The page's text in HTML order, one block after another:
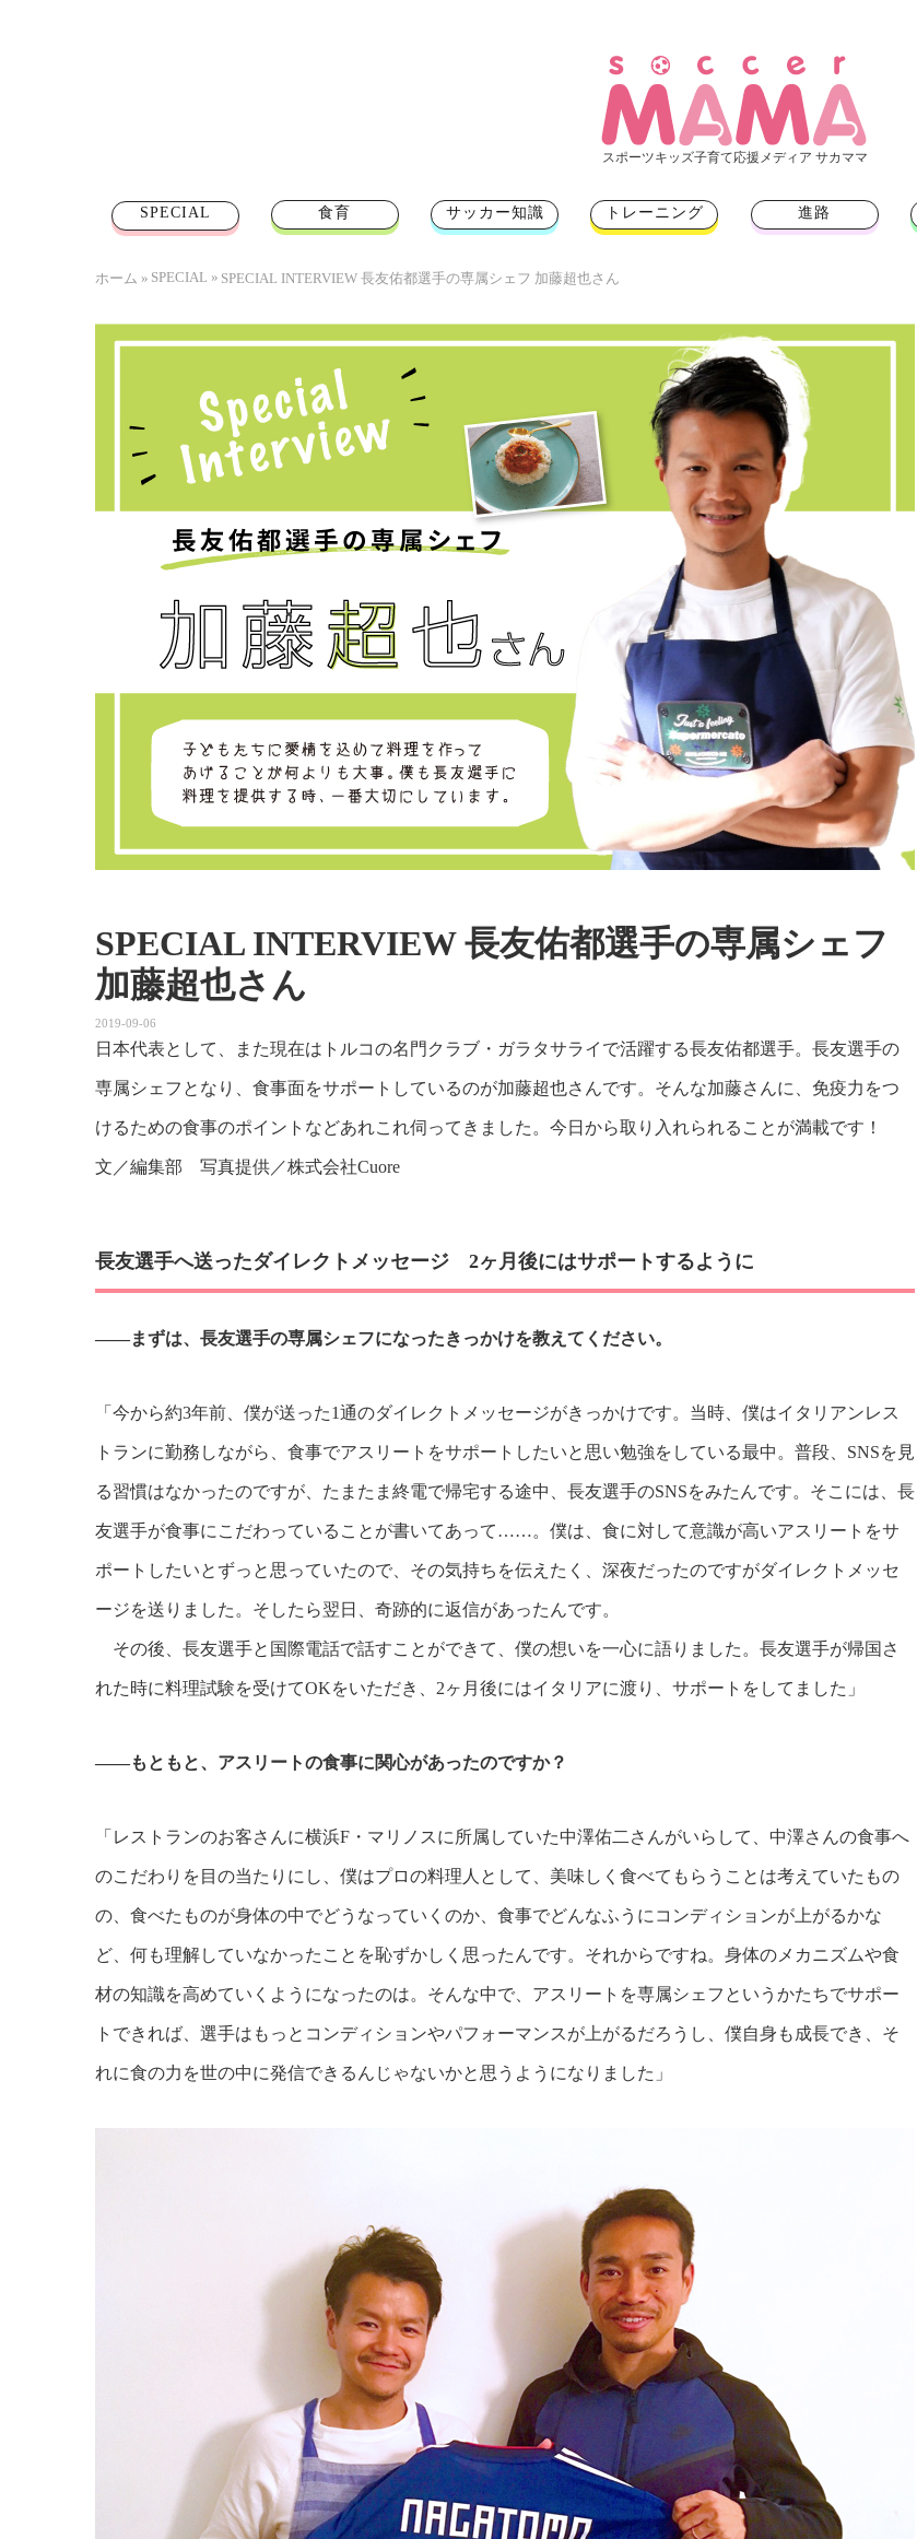
スポーツキッズ子育て応援メディア サカママ
SPECIAL 食育 サッカー知識 トレーニング 進路
ホーム » SPECIAL » SPECIAL INTERVIEW 長友佑都選手の専属シェフ 加藤超也さん
SPECIAL INTERVIEW 長友佑都選手の専属シェフ
加藤超也さん
2019-09-06
日本代表として、また現在はトルコの名門クラブ・ガラタサライで活躍する長友佑都選手。長友選手の
専属シェフとなり、食事面をサポートしているのが加藤超也さんです。そんな加藤さんに、免疫力をつ
けるための食事のポイントなどあれこれ伺ってきました。今日から取り入れられることが満載です！
文／編集部 写真提供／株式会社Cuore
長友選手へ送ったダイレクトメッセージ 2ヶ月後にはサポートするように
――まずは、長友選手の専属シェフになったきっかけを教えてください。
「今から約3年前、僕が送った1通のダイレクトメッセージがきっかけです。当時、僕はイタリアンレス
トランに勤務しながら、食事でアスリートをサポートしたいと思い勉強をしている最中。普段、SNSを見
る習慣はなかったのですが、たまたま終電で帰宅する途中、長友選手のSNSをみたんです。そこには、長
友選手が食事にこだわっていることが書いてあって……。僕は、食に対して意識が高いアスリートをサ
ポートしたいとずっと思っていたので、その気持ちを伝えたく、深夜だったのですがダイレクトメッセ
ージを送りました。そしたら翌日、奇跡的に返信があったんです。
その後、長友選手と国際電話で話すことができて、僕の想いを一心に語りました。長友選手が帰国さ
れた時に料理試験を受けてOKをいただき、2ヶ月後にはイタリアに渡り、サポートをしてました」
――もともと、アスリートの食事に関心があったのですか？
「レストランのお客さんに横浜F・マリノスに所属していた中澤佑二さんがいらして、中澤さんの食事へ
のこだわりを目の当たりにし、僕はプロの料理人として、美味しく食べてもらうことは考えていたもの
の、食べたものが身体の中でどうなっていくのか、食事でどんなふうにコンディションが上がるかな
ど、何も理解していなかったことを恥ずかしく思ったんです。それからですね。身体のメカニズムや食
材の知識を高めていくようになったのは。そんな中で、アスリートを専属シェフというかたちでサポー
トできれば、選手はもっとコンディションやパフォーマンスが上がるだろうし、僕自身も成長でき、そ
れに食の力を世の中に発信できるんじゃないかと思うようになりました」